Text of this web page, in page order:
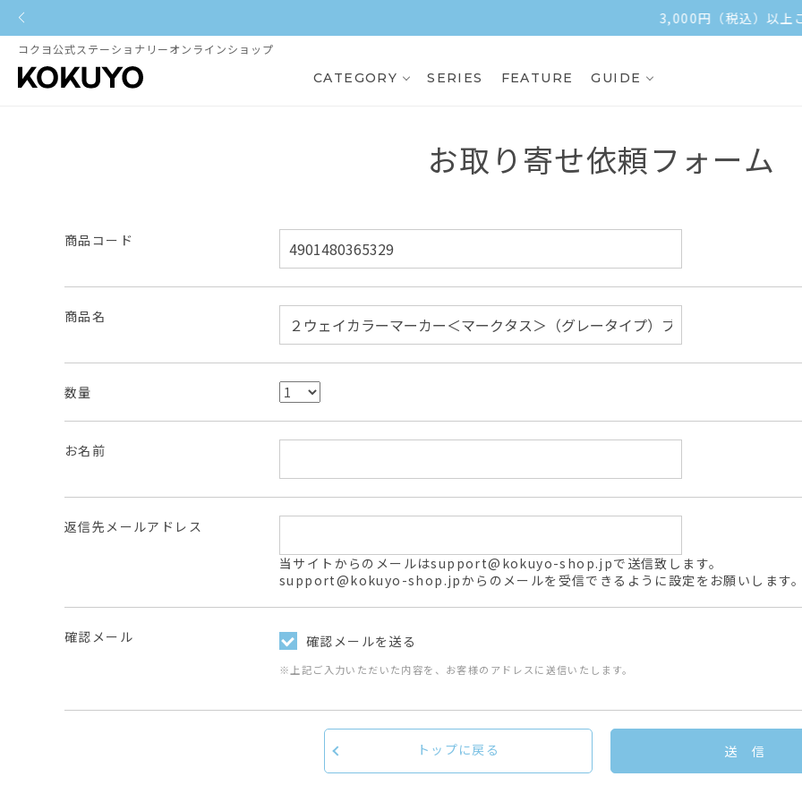
3,000円（税込）以上ご購入で送料無料
コクヨ公式ステーショナリーオンラインショップ
CATEGORY SERIES FEATURE GUIDE
お取り寄せ依頼フォーム
商品コード
商品名
数量
お名前
返信先メールアドレス
当サイトからのメールはsupport@kokuyo-shop.jpで送信致します。
support@kokuyo-shop.jpからのメールを受信できるように設定をお願いします
確認メール 確認メールを送る
※上記ご入力いただいた内容を、お客様のアドレスに送信いたします。
送 信
トップに戻る